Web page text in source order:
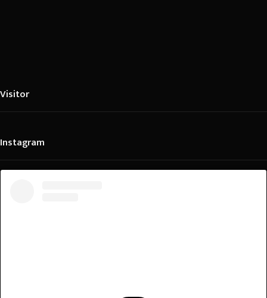
Visitor
Instagram